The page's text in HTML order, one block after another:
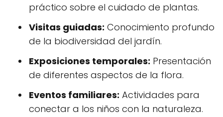
práctico sobre el cuidado de plantas.
Visitas guiadas: Conocimiento profundo
de la biodiversidad del jardín.
Exposiciones temporales: Presentación
de diferentes aspectos de la flora.
Eventos familiares: Actividades para
conectar a los niños con la naturaleza.